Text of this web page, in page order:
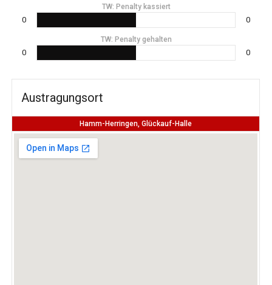
TW: Penalty kassiert
0 0
TW: Penalty gehalten
0 0
Austragungsort
Hamm-Herringen, Glückauf-Halle